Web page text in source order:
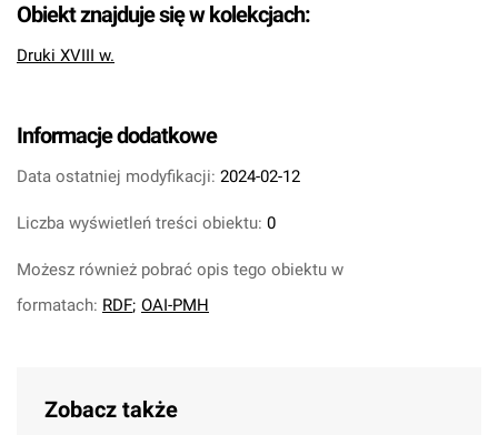
Obiekt znajduje się w kolekcjach:
Druki XVIII w.
Informacje dodatkowe
Data ostatniej modyfikacji: 2024-02-12
Liczba wyświetleń treści obiektu: 0
Możesz również pobrać opis tego obiektu w
formatach: RDF; OAI-PMH
Zobacz także